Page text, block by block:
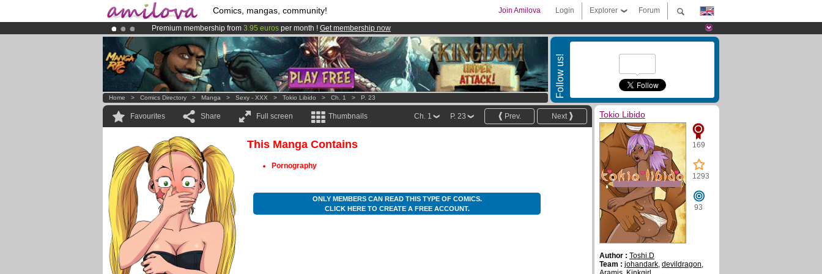
Comics, mangas, community! Forum
Explorer
Login
Join Amilova
Premium membership from 3.95 euros per month ! Get membership now
AmilovaKickstarter is now LIVE!.
Already 100000membersand 1000 comics & mangas!.
Follow us!
Home > Comics Directory > Manga > Sexy - XXX > Tokio Libido > Ch. 1 > P. 23
Favourites Share Full screen Thumbnails Next
Prev.
P. 23
Ch. 1
This Manga Contains
Pornography
ONLY MEMBERS CAN READ THIS TYPE OF COMICS.
CLICK HERE TO CREATE A FREE ACCOUNT.
Tokio Libido
169
1293
93
Author : Toshi.D
Team : johandark, devildragon,